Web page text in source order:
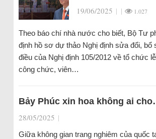
19/06/2025 | | 1.027
Theo báo chí nhà nước cho biết, Bộ Tư
định hồ sơ dự thảo Nghị định sửa đổi, bổ
điều của Nghị định 105/2012 về tổ chức
công chức, viên…
Bảy Phúc xin hoa không ai
28/05/2025 |
Giữa không gian trang nghiêm của quốc